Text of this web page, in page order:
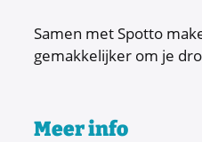
Samen met Spotto
gemakkelijker om je
Meer info